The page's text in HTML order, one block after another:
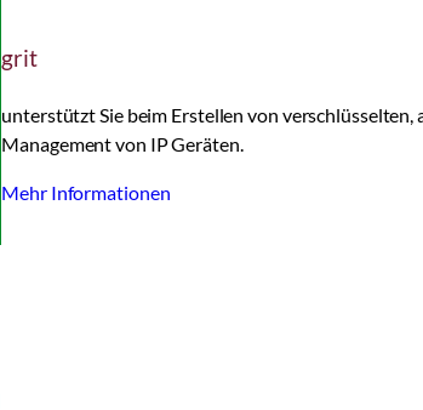
grit
unterstützt Sie beim Erstellen von
Management von IP Geräten.
Mehr Informationen